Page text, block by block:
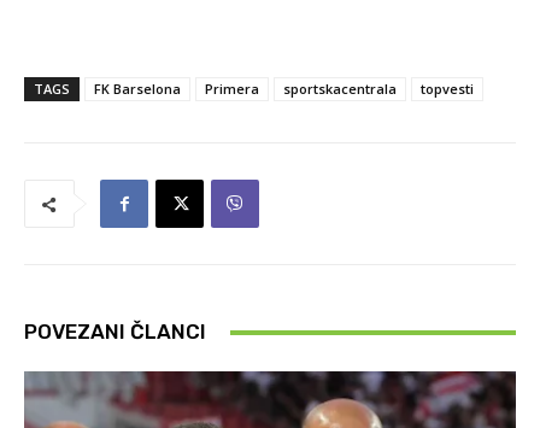
TAGS FK Barselona Primera sportskacentrala topvesti
POVEZANI ČLANCI